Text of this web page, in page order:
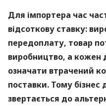
Для імпортера час
відсоткову ставку:
передоплату, товар
виробництво, а
означати втрачений
поставки. Тому бізнес
звертається до